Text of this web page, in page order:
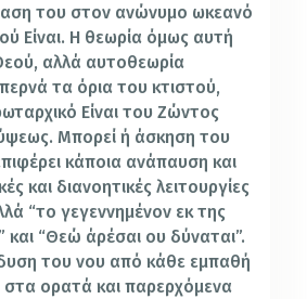
του στον ανώνυμο ωκεανό
Είναι. Η θεωρία όμως αυτή
αλλά αυτοθεωρία
τα όρια του κτιστού,
Είναι του Ζώντος
Μπορεί ή άσκηση του
κάποια ανάπαυση και
και διανοητικές λειτουργίες
“το γεγεννημένον εκ της
και “Θεώ άρέσαι ου δύναται”.
του νου από κάθε εμπαθή
ορατά και παρερχόμενα